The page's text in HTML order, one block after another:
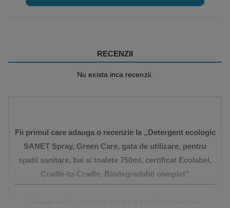
RECENZII
Nu exista inca recenzii.
Fii primul care adauga o recenzie la „Detergent ecologic
SANET Spray, Green Care, gata de utilizare, pentru
spatii sanitare, bai si toalete 750ml, certificat Ecolabel,
Cradle-to-Cradle, Biodegradabil complet”